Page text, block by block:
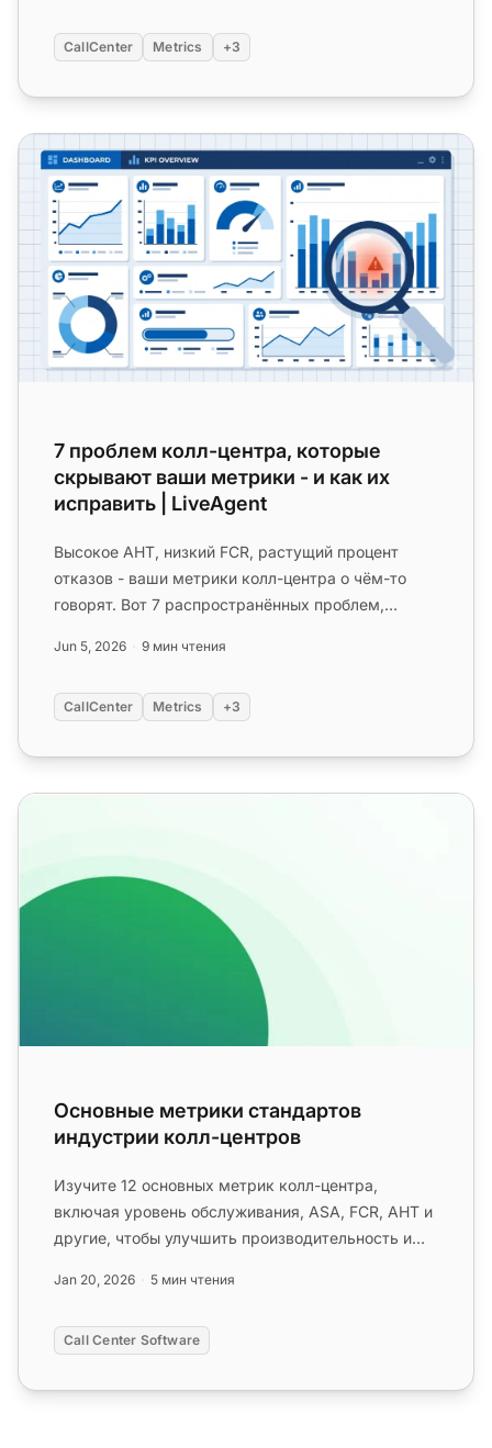
CallCenter Metrics +3
7 проблем колл-центра, которые скрывают ваши
7 проблем колл-центра, которые
скрывают ваши метрики - и как их
исправить | LiveAgent
Высокое AHT, низкий FCR, растущий процент
отказов - ваши метрики колл-центра о чём-то
говорят. Вот 7 распространённых проблем,
Jun 5, 2026 9 мин чтения
CallCenter Metrics +3
Основные метрики стандартов индустрии колл-
Основные метрики стандартов
индустрии колл-центров
Изучите 12 основных метрик колл-центра,
включая уровень обслуживания, ASA, FCR, AHT и
другие, чтобы улучшить производительность и
Jan 20, 2026 5 мин чтения
Call Center Software